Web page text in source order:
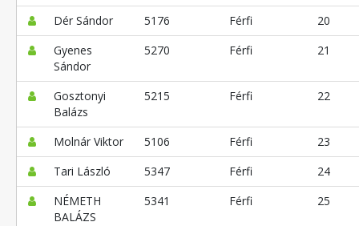
Dér Sándor 5176 Férfi
20
Gyenes
Sándor
5270 Férfi 21
Gosztonyi
Balázs
5215 Férfi 22
Molnár Viktor 5106 Férfi
23
Tari László
5347 Férfi
24
NÉMETH
BALÁZS
5341 Férfi 25